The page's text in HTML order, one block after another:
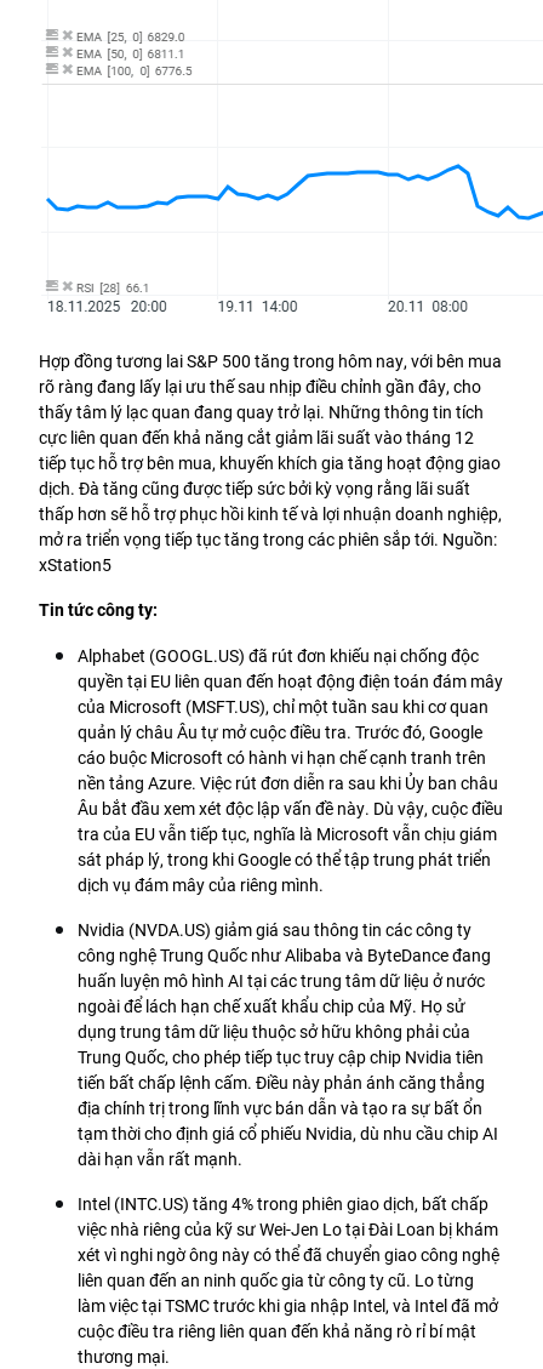
Hợp đồng tương lai S&P 500 tăng trong hôm nay, với bên mua
rõ ràng đang lấy lại ưu thế sau nhịp điều chỉnh gần đây, cho
thấy tâm lý lạc quan đang quay trở lại. Những thông tin tích
cực liên quan đến khả năng cắt giảm lãi suất vào tháng 12
tiếp tục hỗ trợ bên mua, khuyến khích gia tăng hoạt động giao
dịch. Đà tăng cũng được tiếp sức bởi kỳ vọng rằng lãi suất
thấp hơn sẽ hỗ trợ phục hồi kinh tế và lợi nhuận doanh nghiệp,
mở ra triển vọng tiếp tục tăng trong các phiên sắp tới. Nguồn:
xStation5
Tin tức công ty:
Alphabet (GOOGL.US) đã rút đơn khiếu nại chống độc
quyền tại EU liên quan đến hoạt động điện toán đám mây
của Microsoft (MSFT.US), chỉ một tuần sau khi cơ quan
quản lý châu Âu tự mở cuộc điều tra. Trước đó, Google
cáo buộc Microsoft có hành vi hạn chế cạnh tranh trên
nền tảng Azure. Việc rút đơn diễn ra sau khi Ủy ban châu
Âu bắt đầu xem xét độc lập vấn đề này. Dù vậy, cuộc điều
tra của EU vẫn tiếp tục, nghĩa là Microsoft vẫn chịu giám
sát pháp lý, trong khi Google có thể tập trung phát triển
dịch vụ đám mây của riêng mình.
Nvidia (NVDA.US) giảm giá sau thông tin các công ty
công nghệ Trung Quốc như Alibaba và ByteDance đang
huấn luyện mô hình AI tại các trung tâm dữ liệu ở nước
ngoài để lách hạn chế xuất khẩu chip của Mỹ. Họ sử
dụng trung tâm dữ liệu thuộc sở hữu không phải của
Trung Quốc, cho phép tiếp tục truy cập chip Nvidia tiên
tiến bất chấp lệnh cấm. Điều này phản ánh căng thẳng
địa chính trị trong lĩnh vực bán dẫn và tạo ra sự bất ổn
tạm thời cho định giá cổ phiếu Nvidia, dù nhu cầu chip AI
dài hạn vẫn rất mạnh.
Intel (INTC.US) tăng 4% trong phiên giao dịch, bất chấp
việc nhà riêng của kỹ sư Wei-Jen Lo tại Đài Loan bị khám
xét vì nghi ngờ ông này có thể đã chuyển giao công nghệ
liên quan đến an ninh quốc gia từ công ty cũ. Lo từng
làm việc tại TSMC trước khi gia nhập Intel, và Intel đã mở
cuộc điều tra riêng liên quan đến khả năng rò rỉ bí mật
thương mại.